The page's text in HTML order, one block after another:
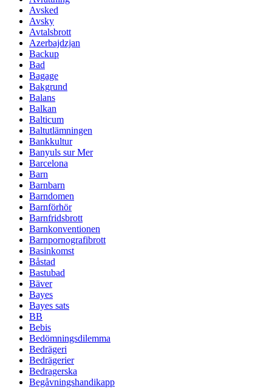
Avsked
Avsky
Avtalsbrott
Azerbajdzjan
Backup
Bad
Bagage
Bakgrund
Balans
Balkan
Balticum
Baltutlämningen
Bankkultur
Banyuls sur Mer
Barcelona
Barn
Barnbarn
Barndomen
Barnförhör
Barnfridsbrott
Barnkonventionen
Barnpornografibrott
Basinkomst
Båstad
Bastubad
Bäver
Bayes
Bayes sats
BB
Bebis
Bedömningsdilemma
Bedrägeri
Bedrägerier
Bedragerska
Begåvningshandikapp